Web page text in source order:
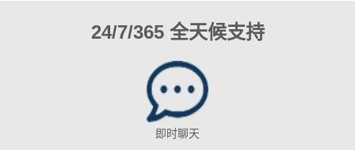
24/7/365 全天候支持
即时聊天